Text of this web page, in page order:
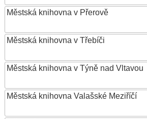
Městská knihovna v Přerově
Městská knihovna v Třebíči
Městská knihovna v Týně nad Vltavou
Městská knihovna Valašské Meziříčí